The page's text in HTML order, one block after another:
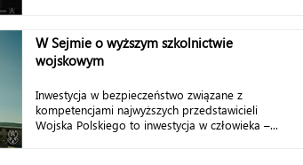
W Sejmie o wyższym szkolnictwie
wojskowym
Inwestycja w bezpieczeństwo związane z
kompetencjami najwyższych przedstawicieli
Wojska Polskiego to inwestycja w człowieka –...